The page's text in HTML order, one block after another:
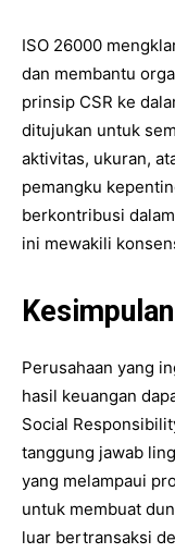
ISO 26000
dan membantu
prinsip CSR ke
ditujukan untuk
aktivitas, ukuran,
pemangku
berkontribusi
ini mewakili
Kesimpulan
Perusahaan yang
hasil keuangan
Social
tanggung jawab
yang melampaui
untuk membuat
luar bertransaksi